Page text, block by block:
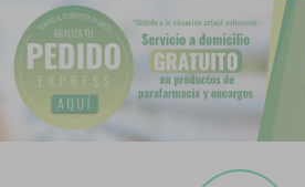
Blog
Contacto
Boletín